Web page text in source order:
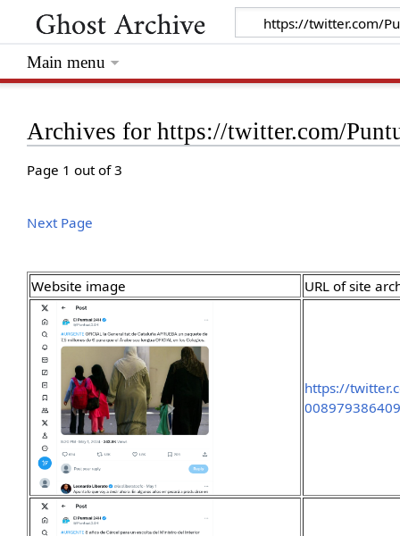
Archives for https://twitter.com/
Page 1 out of 3
Next Page
Website image URL of site
https://
Main menu